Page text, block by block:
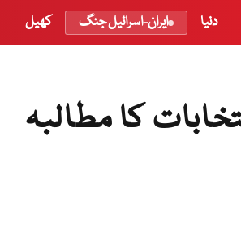
دنیا ایران-اسرائیل جنگ کھیل
کا مطالبہ